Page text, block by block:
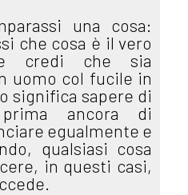
una cosa:
che cosa è il vero
credi che sia
uomo col fucile in
significa sapere di
ancora di
egualmente e
qualsiasi cosa
in questi casi,